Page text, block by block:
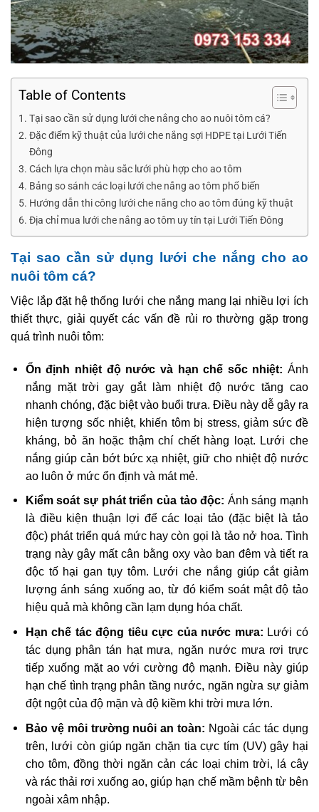
Table of Contents
Tại sao cần sử dụng lưới che nắng cho ao nuôi tôm cá?
Đặc điểm kỹ thuật của lưới che nắng sợi HDPE tại Lưới Tiến
Đông
Cách lựa chọn màu sắc lưới phù hợp cho ao tôm
Bảng so sánh các loại lưới che nắng ao tôm phổ biến
Hướng dẫn thi công lưới che nắng cho ao tôm đúng kỹ thuật
Địa chỉ mua lưới che nắng ao tôm uy tín tại Lưới Tiến Đông
Tại sao cần sử dụng lưới che nắng cho ao
nuôi tôm cá?
Việc lắp đặt hệ thống lưới che nắng mang lại nhiều lợi ích
thiết thực, giải quyết các vấn đề rủi ro thường gặp trong
quá trình nuôi tôm:
Ổn định nhiệt độ nước và hạn chế sốc nhiệt: Ánh
nắng mặt trời gay gắt làm nhiệt độ nước tăng cao
nhanh chóng, đặc biệt vào buổi trưa. Điều này dễ gây ra
hiện tượng sốc nhiệt, khiến tôm bị stress, giảm sức đề
kháng, bỏ ăn hoặc thậm chí chết hàng loạt. Lưới che
nắng giúp cản bớt bức xạ nhiệt, giữ cho nhiệt độ nước
ao luôn ở mức ổn định và mát mẻ.
Kiểm soát sự phát triển của tảo độc: Ánh sáng mạnh
là điều kiện thuận lợi để các loại tảo (đặc biệt là tảo
độc) phát triển quá mức hay còn gọi là tảo nở hoa. Tình
trạng này gây mất cân bằng oxy vào ban đêm và tiết ra
độc tố hại gan tụy tôm. Lưới che nắng giúp cắt giảm
lượng ánh sáng xuống ao, từ đó kiểm soát mật độ tảo
hiệu quả mà không cần lạm dụng hóa chất.
Hạn chế tác động tiêu cực của nước mưa: Lưới có
tác dụng phân tán hạt mưa, ngăn nước mưa rơi trực
tiếp xuống mặt ao với cường độ mạnh. Điều này giúp
hạn chế tình trạng phân tầng nước, ngăn ngừa sự giảm
đột ngột của độ mặn và độ kiềm khi trời mưa lớn.
Bảo vệ môi trường nuôi an toàn: Ngoài các tác dụng
trên, lưới còn giúp ngăn chặn tia cực tím (UV) gây hại
cho tôm, đồng thời ngăn cản các loại chim trời, lá cây
và rác thải rơi xuống ao, giúp hạn chế mầm bệnh từ bên
ngoài xâm nhập.